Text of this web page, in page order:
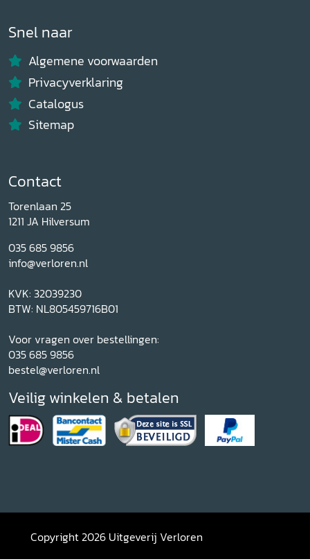
Snel naar
Algemene voorwaarden
Privacyverklaring
Catalogus
Sitemap
Contact
Torenlaan 25
1211 JA Hilversum
035 685 9856
info@verloren.nl
KVK: 32039230
BTW: NL805459716B01
Voor vragen over bestellingen:
035 685 9856
bestel@verloren.nl
Veilig winkelen & betalen
Copyright 2026 Uitgeverij Verloren